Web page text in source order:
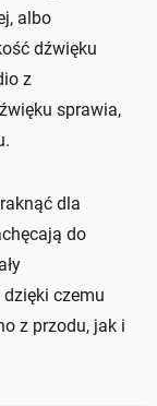
albo
dźwięku
z
sprawia,
dla
do
czemu
z przodu, jak i